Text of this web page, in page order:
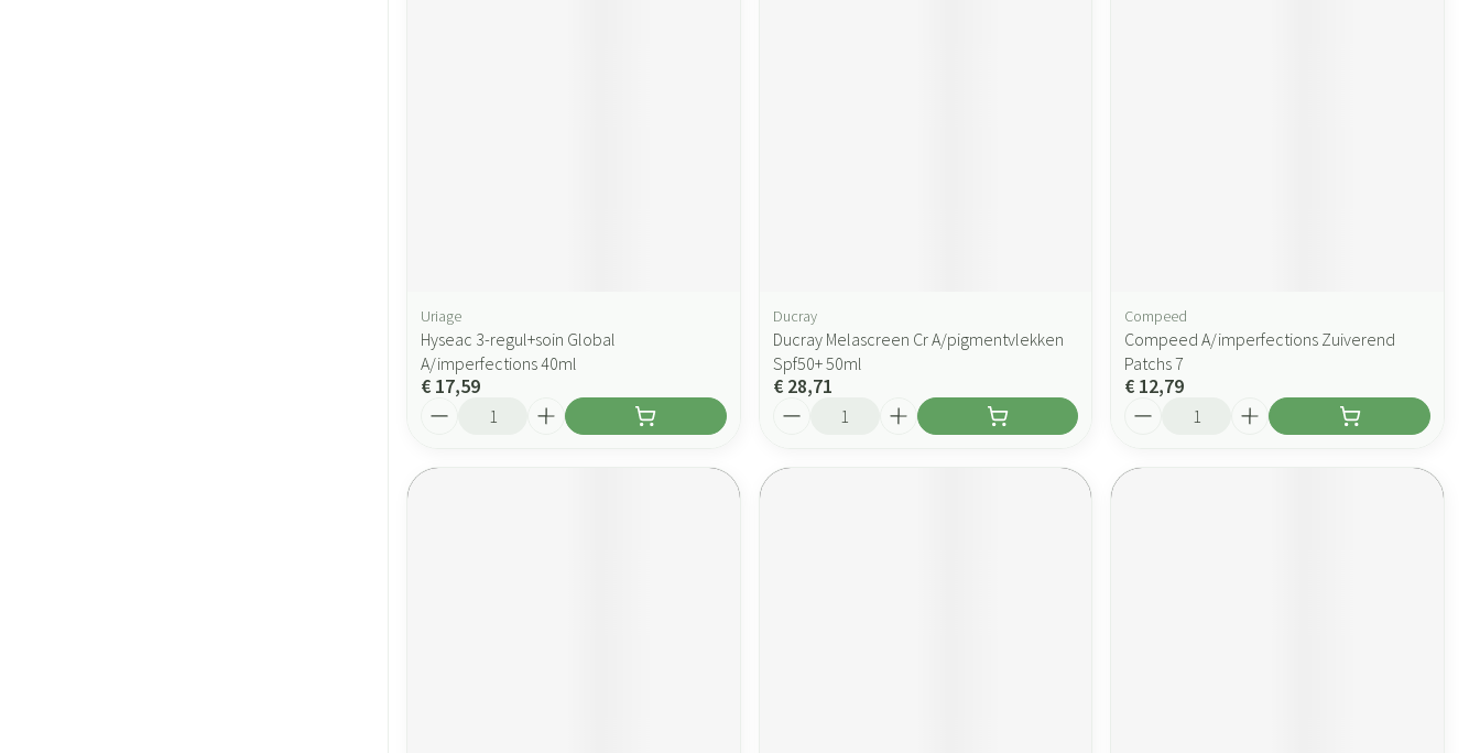
Uriage
Hyseac 3-regul+soin Global
A/imperfections 40ml
€ 17,59
Ducray
Ducray Melascreen Cr A/pigmentvlekken
Spf50+ 50ml
€ 28,71
Compeed
Compeed A/imperfections Zuiverend
Patchs 7
€ 12,79